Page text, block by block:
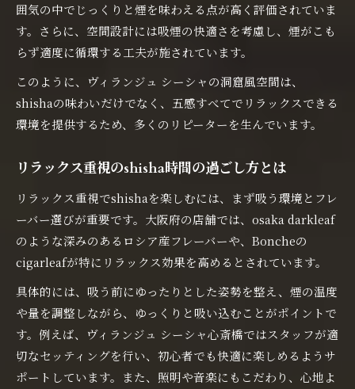
囲気の中でじっくりと煙を味わえる点が高く評価されていま
す。さらに、空間設計には吸煙の快適さを考慮し、煙がこも
らず適度に循環する工夫が施されています。
このように、ヴィランジュ シーシャの洞窟風空間は、
shishaの味わいだけでなく、五感すべてでリラックスできる
環境を提供するため、多くのリピーターを生んでいます。
リラックス重視のshisha時間の過ごし方とは
リラックス重視でshishaを楽しむには、まず吸う環境とフレ
ーバー選びが重要です。大阪府の店舗では、osaka darkleaf
のような深みのあるロシア産フレーバーや、Boncheの
cigarleafが特にリラックス効果を高めるとされています。
具体的には、吸う前にゆったりとした姿勢を整え、煙の温度
や量を調整しながら、ゆっくりと吸い込むことがポイントで
す。例えば、ヴィランジュ シーシャ心斎橋ではスタッフが適
切なセッティングを行い、初心者でも快適に楽しめるようサ
ポートしています。また、照明や音楽にもこだわり、心地よ